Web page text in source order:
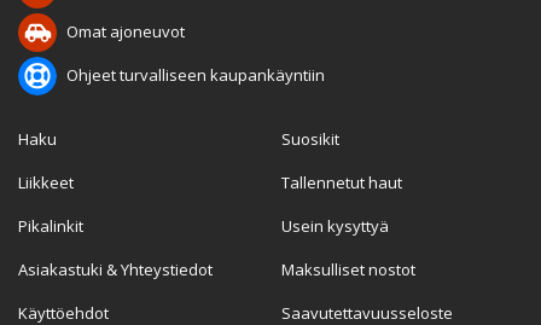
Omat ajoneuvot
Ohjeet turvalliseen kaupankäyntiin
Haku
Liikkeet
Pikalinkit
Asiakastuki & Yhteystiedot
Käyttöehdot
Suosikit
Tallennetut haut
Usein kysyttyä
Maksulliset nostot
Saavutettavuusseloste